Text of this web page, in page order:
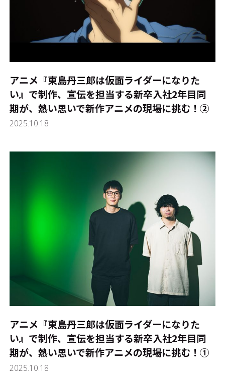
アニメ『東島丹三郎は仮面ライダーになりた
い』で制作、宣伝を担当する新卒入社2年目同
期が、熱い思いで新作アニメの現場に挑む！②
2025.10.18
アニメ『東島丹三郎は仮面ライダーになりた
い』で制作、宣伝を担当する新卒入社2年目同
期が、熱い思いで新作アニメの現場に挑む！①
2025.10.18